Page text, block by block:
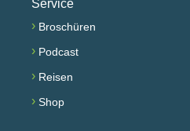
Service
› Broschüren
› Podcast
› Reisen
› Shop